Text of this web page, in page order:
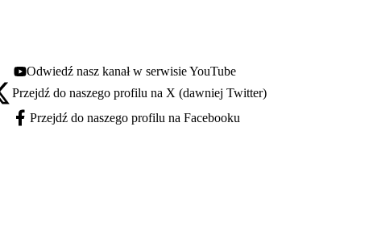
Youtube - otwiera się w nowej karcie
Odwiedź nasz kanał w serwisie YouTube
się w nowej karcie
Przejdź do naszego profilu na X (dawniej Twitter)
Facebook - otwiera się w nowej karcie
Przejdź do naszego profilu na Facebooku